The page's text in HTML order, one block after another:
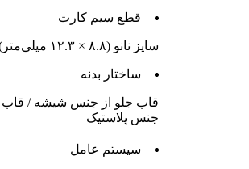
قطع سيم کارت
سایز نانو (۸.۸ × ۱۲.۳ میلی‌متر)
ساختار بدنه
قاب جلو از جنس شیشه / قاب
جنس پلاستیک
سيستم عامل